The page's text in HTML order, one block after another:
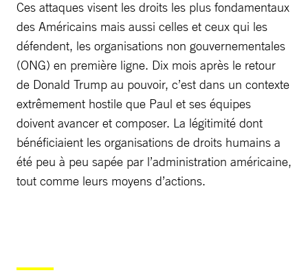
Ces attaques visent les droits les plus fondamentaux
des Américains mais aussi celles et ceux qui les
défendent, les organisations non gouvernementales
(ONG) en première ligne. Dix mois après le retour
de Donald Trump au pouvoir, c’est dans un contexte
extrêmement hostile que Paul et ses équipes
doivent avancer et composer. La légitimité dont
bénéficiaient les organisations de droits humains a
été peu à peu sapée par l’administration américaine,
tout comme leurs moyens d’actions.